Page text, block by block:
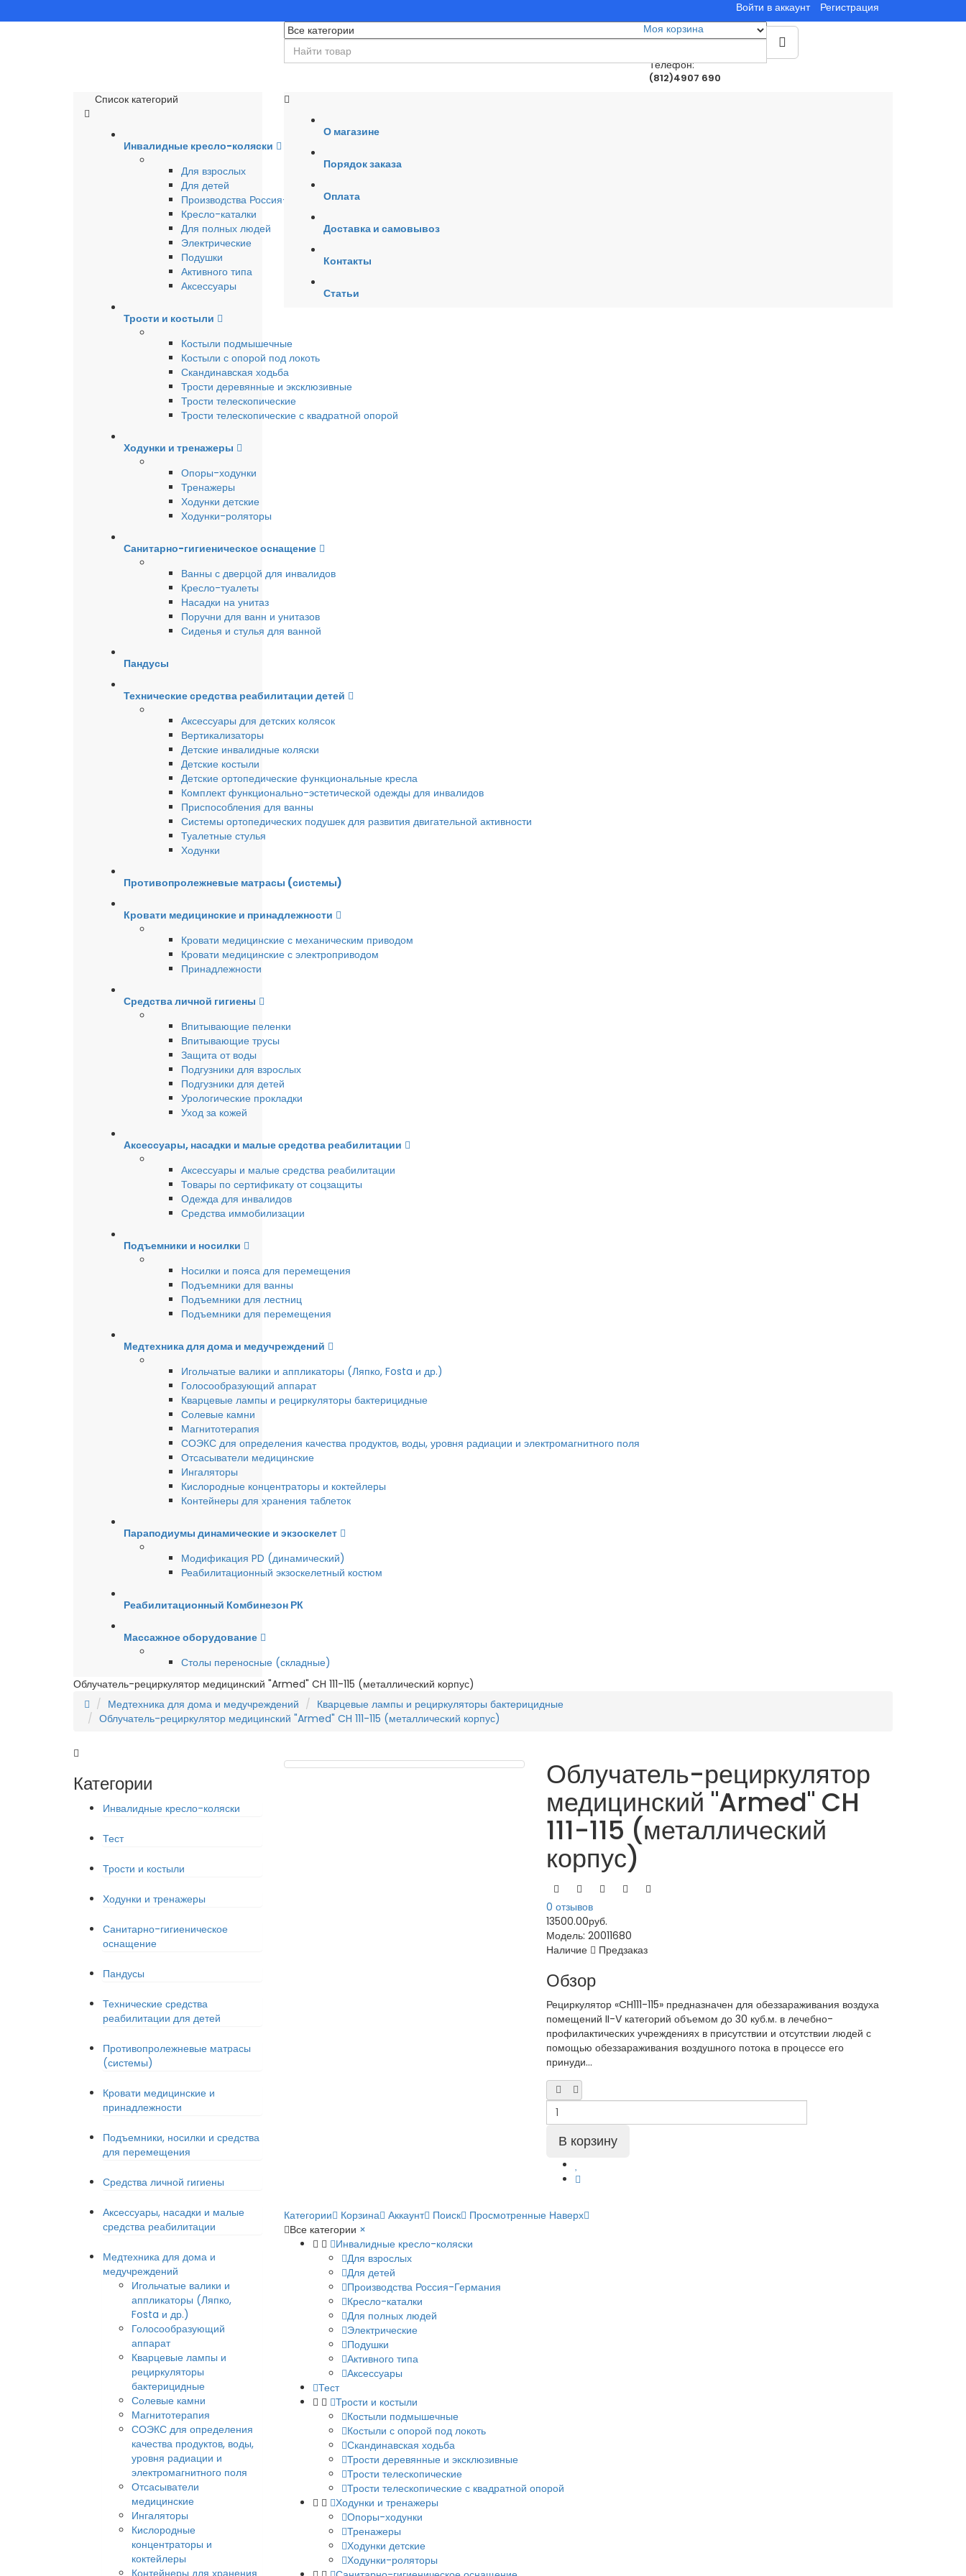
Войти в аккаунт
Регистрация
Моя корзина
Телефон:
(812)4907 690
Список категорий
Инвалидные кресло-коляски
Для взрослых
Для детей
Производства Россия-Германия
Кресло-каталки
Для полных людей
Электрические
Подушки
Активного типа
Аксессуары
Трости и костыли
Костыли подмышечные
Костыли с опорой под локоть
Скандинавская ходьба
Трости деревянные и эксклюзивные
Трости телескопические
Трости телескопические с квадратной опорой
Ходунки и тренажеры
Опоры-ходунки
Тренажеры
Ходунки детские
Ходунки-роляторы
Санитарно-гигиеническое оснащение
Ванны с дверцой для инвалидов
Кресло-туалеты
Насадки на унитаз
Поручни для ванн и унитазов
Сиденья и стулья для ванной
Пандусы
Технические средства реабилитации детей
Аксессуары для детских колясок
Вертикализаторы
Детские инвалидные коляски
Детские костыли
Детские ортопедические функциональные кресла
Комплект функционально-эстетической одежды для инвалидов
Приспособления для ванны
Системы ортопедических подушек для развития двигательной активности
Туалетные стулья
Ходунки
Противопролежневые матрасы (системы)
Кровати медицинские и принадлежности
Кровати медицинские с механическим приводом
Кровати медицинские с электроприводом
Принадлежности
Средства личной гигиены
Впитывающие пеленки
Впитывающие трусы
Защита от воды
Подгузники для взрослых
Подгузники для детей
Урологические прокладки
Уход за кожей
Аксессуары, насадки и малые средства реабилитации
Аксессуары и малые средства реабилитации
Товары по сертификату от соцзащиты
Одежда для инвалидов
Средства иммобилизации
Подъемники и носилки
Носилки и пояса для перемещения
Подъемники для ванны
Подъемники для лестниц
Подъемники для перемещения
Медтехника для дома и медучреждений
Игольчатые валики и аппликаторы (Ляпко, Fosta и др.)
Голосообразующий аппарат
Кварцевые лампы и рециркуляторы бактерицидные
Солевые камни
Магнитотерапия
СОЭКС для определения качества продуктов, воды, уровня радиации и электромагнитного поля
Отсасыватели медицинские
Ингаляторы
Кислородные концентраторы и коктейлеры
Контейнеры для хранения таблеток
Параподиумы динамические и экзоскелет
Модификация PD (динамический)
Реабилитационный экзоскелетный костюм
Реабилитационный Комбинезон РК
Массажное оборудование
Столы переносные (складные)
О магазине
Порядок заказа
Оплата
Доставка и самовывоз
Контакты
Статьи
Облучатель-рециркулятор медицинский "Armed" CH 111-115 (металлический корпус)
Медтехника для дома и медучреждений
Кварцевые лампы и рециркуляторы бактерицидные
Облучатель-рециркулятор медицинский "Armed" CH 111-115 (металлический корпус)
Категории
Инвалидные кресло-коляски
Тест
Трости и костыли
Ходунки и тренажеры
Санитарно-гигиеническое
оснащение
Пандусы
Технические средства
реабилитации для детей
Противопролежневые матрасы
(системы)
Кровати медицинские и
принадлежности
Подъемники, носилки и средства
для перемещения
Средства личной гигиены
Аксессуары, насадки и малые
средства реабилитации
Медтехника для дома и
медучреждений
Игольчатые валики и
аппликаторы (Ляпко,
Fosta и др.)
Голосообразующий
аппарат
Кварцевые лампы и
рециркуляторы
бактерицидные
Солевые камни
Магнитотерапия
СОЭКС для определения
качества продуктов, воды,
уровня радиации и
электромагнитного поля
Отсасыватели
медицинские
Ингаляторы
Кислородные
концентраторы и
коктейлеры
Контейнеры для хранения
Облучатель-рециркулятор
медицинский "Armed" CH
111-115 (металлический
корпус)
0 отзывов
13500.00руб.
Модель:20011680
Наличие
Предзаказ
Обзор
Рециркулятор «CH111-115» предназначен для обеззараживания воздуха
помещений II-V категорий объемом до 30 куб.м. в лечебно-
профилактических учреждениях в присутствии и отсутствии людей с
помощью обеззараживания воздушного потока в процессе его
принуди...
Категории Корзина Аккаунт Поиск Просмотренные Наверх
Все категории ×
Инвалидные кресло-коляски
Для взрослых
Для детей
Производства Россия-Германия
Кресло-каталки
Для полных людей
Электрические
Подушки
Активного типа
Аксессуары
Тест
Трости и костыли
Костыли подмышечные
Костыли с опорой под локоть
Скандинавская ходьба
Трости деревянные и эксклюзивные
Трости телескопические
Трости телескопические с квадратной опорой
Ходунки и тренажеры
Опоры-ходунки
Тренажеры
Ходунки детские
Ходунки-роляторы